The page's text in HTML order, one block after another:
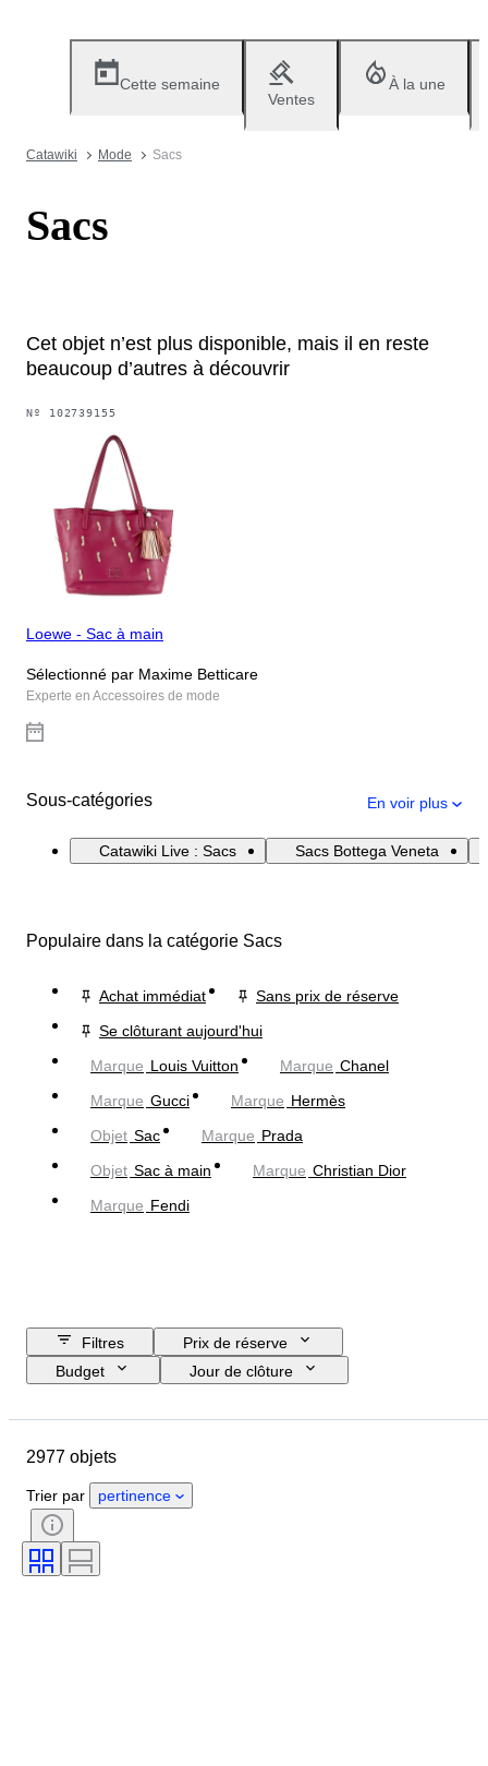
Cette semaine
Ventes
À la une
Catawiki Mode Sacs
Sacs
Cet objet n’est plus disponible, mais il en reste
beaucoup d’autres à découvrir
Nº 102739155
Loewe - Sac à main
Sélectionné par Maxime Betticare
Experte en Accessoires de mode
Sous-catégories En voir plus
Catawiki Live : Sacs Sacs Bottega Veneta
Populaire dans la catégorie Sacs
Achat immédiat
Sans prix de réserve
Se clôturant aujourd'hui
Marque Louis Vuitton Marque Chanel
Marque Gucci Marque Hermès
Objet Sac Marque Prada
Objet Sac à main Marque Christian Dior
Marque Fendi
Filtres
Prix de réserve
Budget
Jour de clôture
Pays d’origine
Genre
État
Couleur
Motif
Taille de l’article
2977 objets
Trier par pertinence